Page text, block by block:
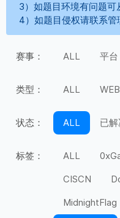
3）如题目环境有问题
4）如题目侵权请联系
赛事： ALL 平台
类型： ALL WEB
状态： ALL 已
标签： ALL
CISCN
MidnightFlag